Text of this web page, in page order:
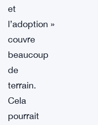
et
l’adoption »
couvre
beaucoup
de
terrain.
Cela
pourrait